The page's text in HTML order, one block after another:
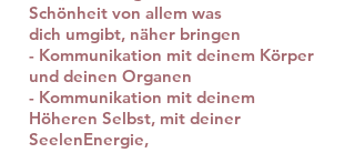
Schönheit von allem was
dich umgibt, näher bringen
- Kommunikation mit deinem Körper
und deinen Organen
- Kommunikation mit deinem
Höheren Selbst, mit deiner
SeelenEnergie,